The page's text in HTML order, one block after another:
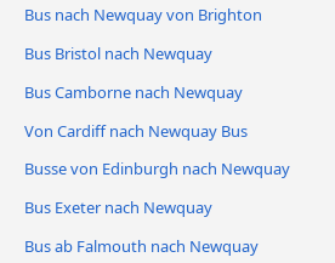
Bus nach Newquay von Brighton
Bus Bristol nach Newquay
Bus Camborne nach Newquay
Von Cardiff nach Newquay Bus
Busse von Edinburgh nach Newquay
Bus Exeter nach Newquay
Bus ab Falmouth nach Newquay